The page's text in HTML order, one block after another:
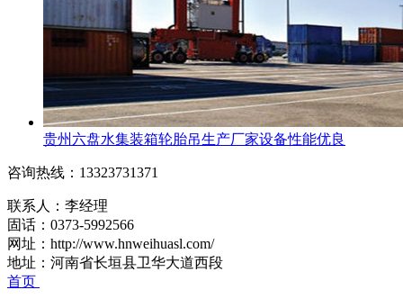
贵州六盘水集装箱轮胎吊生产厂家设备性能优良
咨询热线：13323731371
联系人：李经理
固话：0373-5992566
网址：http://www.hnweihuasl.com/
地址：河南省长垣县卫华大道西段
首页